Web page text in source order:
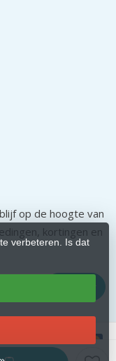
verbeteren. Is dat
op de hoogte van
kortingen en
Abonneer